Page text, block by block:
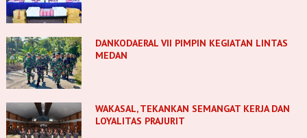
DANKODAERAL VII PIMPIN KEGIATAN LINTAS
MEDAN
WAKASAL, TEKANKAN SEMANGAT KERJA DAN
LOYALITAS PRAJURIT